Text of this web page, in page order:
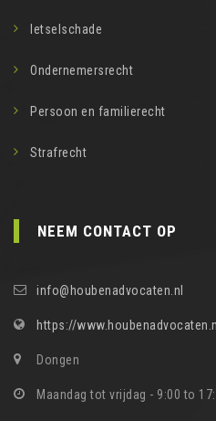
letselschade
Ondernemersrecht
Persoon en familierecht
Strafrecht
NEEM CONTACT OP
info@houbenadvocaten.nl
https://www.houbenadvocaten.nl
Dongen
Maandag tot vrijdag - 9:00 to